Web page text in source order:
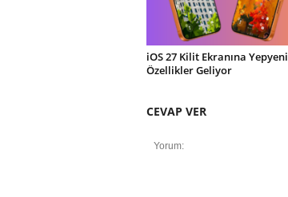
iOS 27 Kilit Ekranına Yepyeni
Özellikler Geliyor
CEVAP VER